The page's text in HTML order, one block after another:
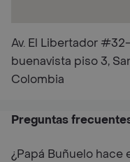
Av. El Libertador
buenavista piso 3,
Colombia
Preguntas
¿Papá Buñuelo hace